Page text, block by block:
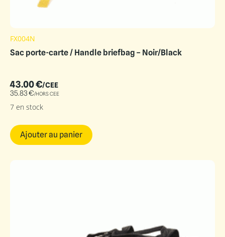
FX004N
Sac porte-carte / Handle briefbag – Noir/Black
43.00€/CEE
35.83€/HORS CEE
7 en stock
Ajouter au panier